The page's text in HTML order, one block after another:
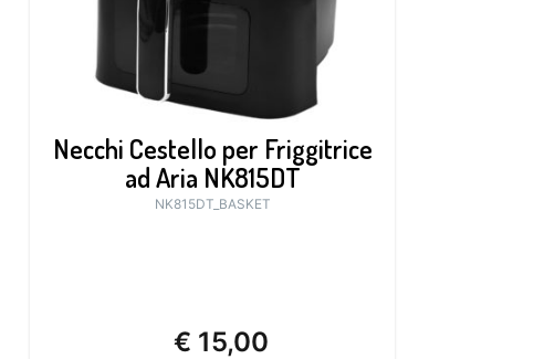
Necchi Cestello per Friggitrice
ad Aria NK815DT
NK815DT_BASKET
€ 15,00